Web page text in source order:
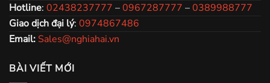
Hotline: 02438237777 –0967287777 –0389988777
Giao dịch đại lý: 0974867486
Email: Sales@nghiahai.vn
BÀI VIẾT MỚI